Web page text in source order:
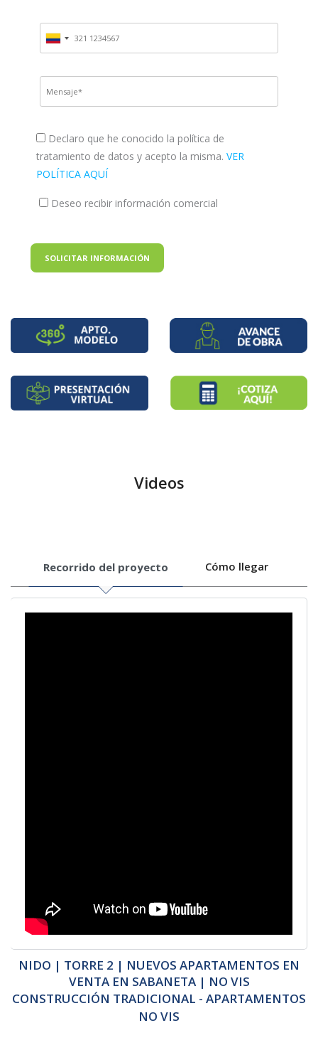
Declaro que he conocido la política de
tratamiento de datos y acepto la misma. VER
POLÍTICA AQUÍ
Deseo recibir información comercial
Videos
Recorrido del proyecto Cómo llegar
NIDO | TORRE 2 | NUEVOS APARTAMENTOS EN
VENTA EN SABANETA | NO VIS
CONSTRUCCIÓN TRADICIONAL - APARTAMENTOS
NO VIS